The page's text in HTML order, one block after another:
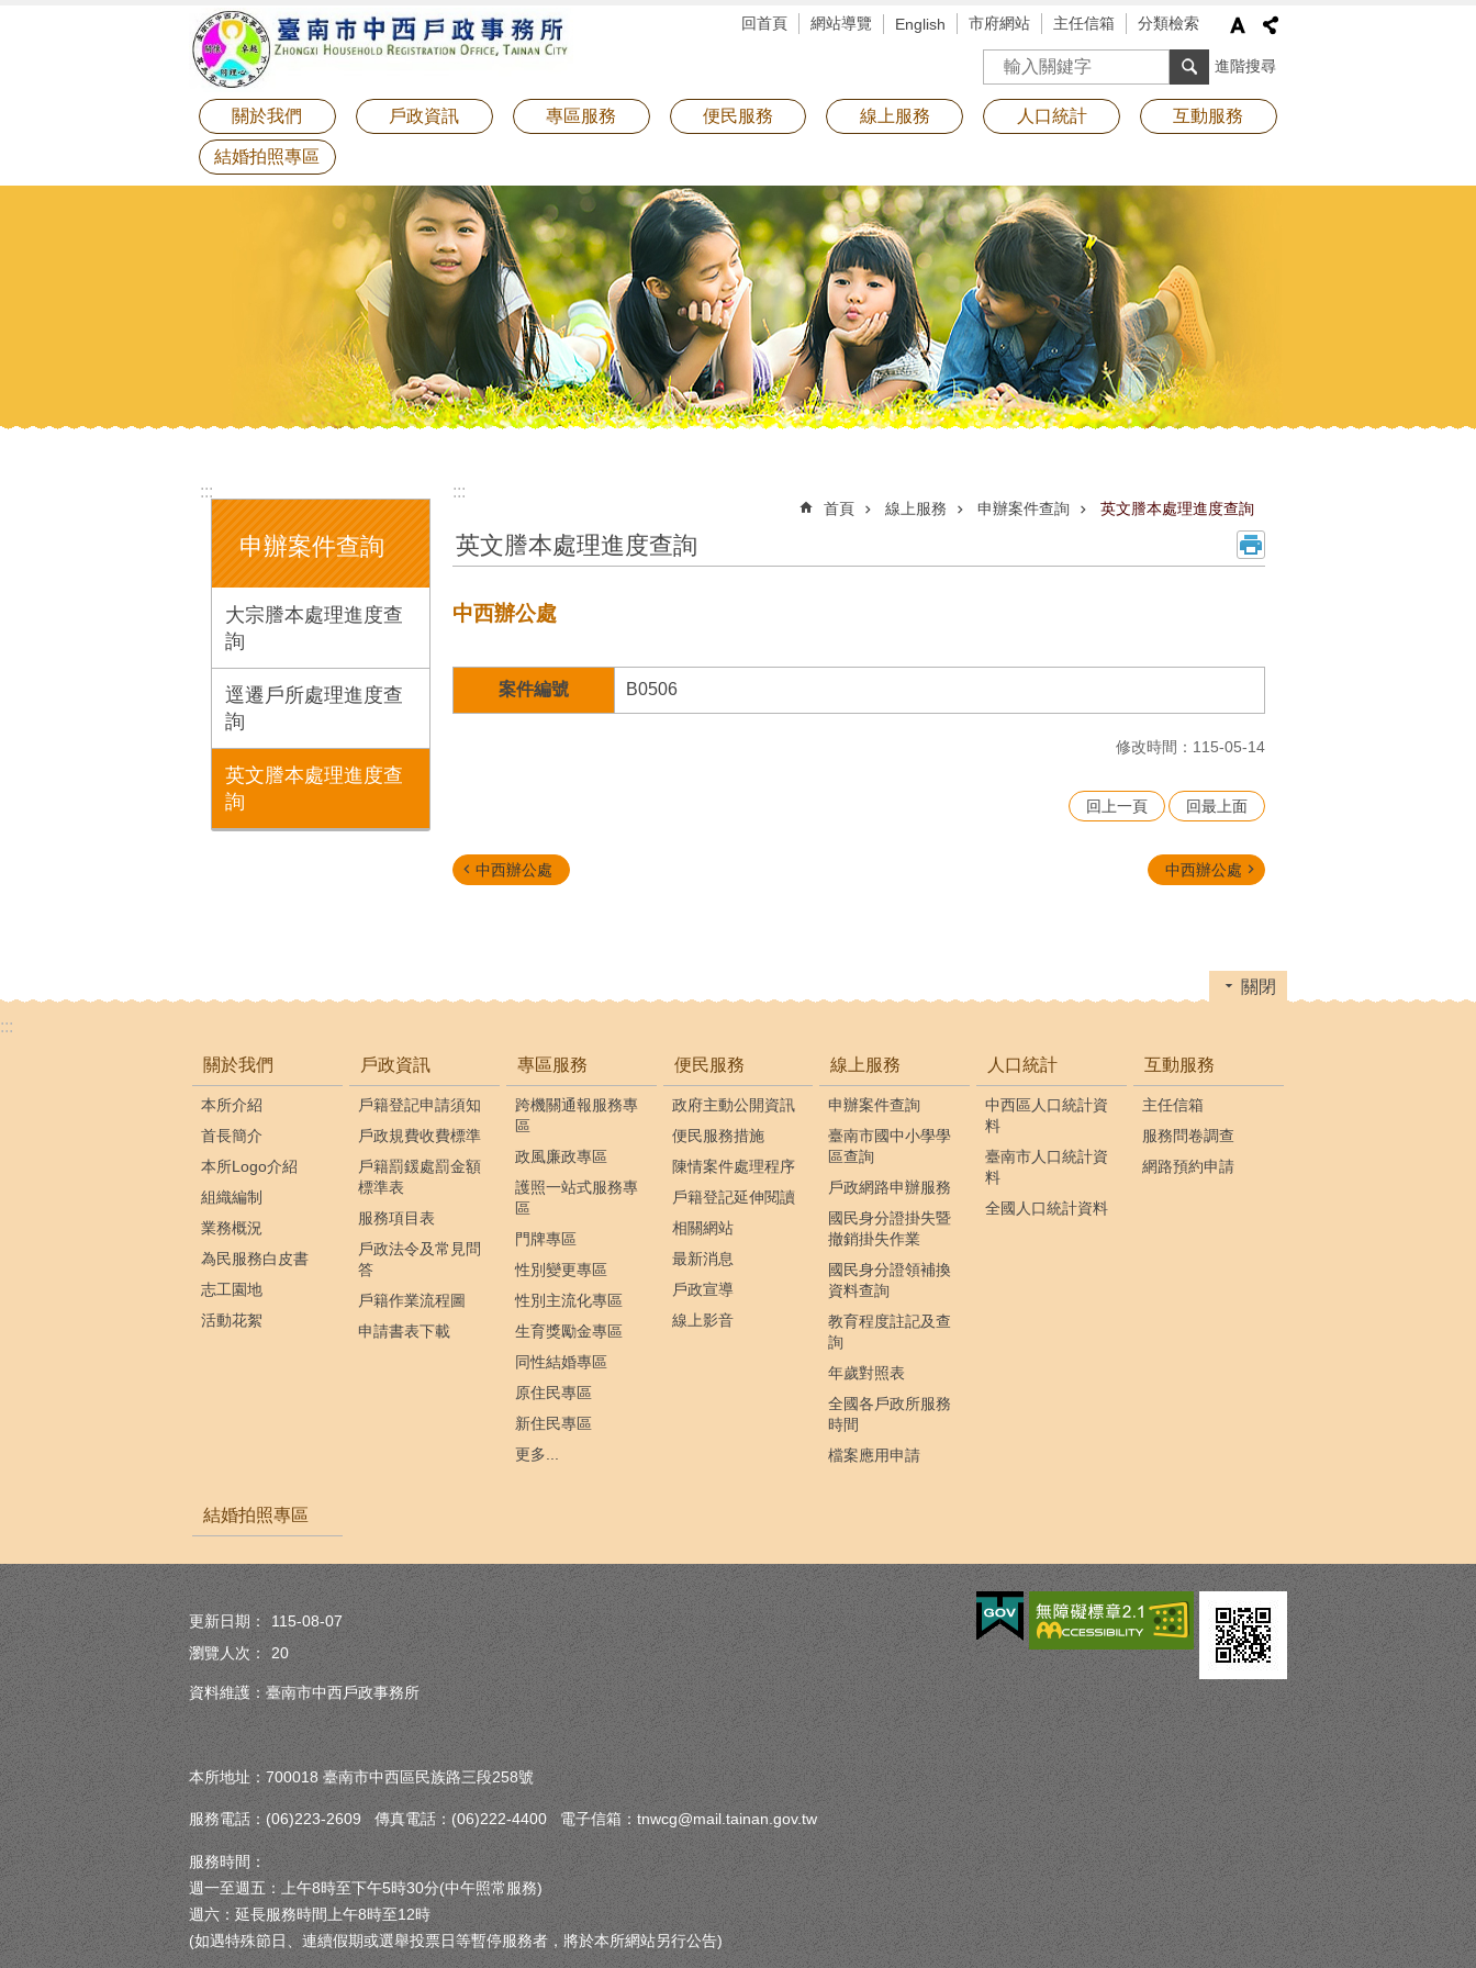
回首頁 網站導覽 English 市府網站 主任信箱 分類檢索
搜尋 進階搜尋
關於我們 戶政資訊 專區服務 便民服務 線上服務 人口統計 互動服務
結婚拍照專區
:::
申辦案件查詢
大宗謄本處理進度查
詢
逕遷戶所處理進度查
詢
英文謄本處理進度查
詢
:::
首頁 線上服務 申辦案件查詢 英文謄本處理進度查詢
英文謄本處理進度查詢
中西辦公處
案件編號 B0506
修改時間：115-05-14
回上一頁 回最上面
中西辦公處 中西辦公處
關閉
:::
關於我們
本所介紹
首長簡介
本所Logo介紹
組織編制
業務概況
為民服務白皮書
志工園地
活動花絮
戶政資訊
戶籍登記申請須知
戶政規費收費標準
戶籍罰鍰處罰金額
標準表
服務項目表
戶政法令及常見問
答
戶籍作業流程圖
申請書表下載
專區服務
跨機關通報服務專
區
政風廉政專區
護照一站式服務專
區
門牌專區
性別變更專區
性別主流化專區
生育獎勵金專區
同性結婚專區
原住民專區
新住民專區
更多...
便民服務
政府主動公開資訊
便民服務措施
陳情案件處理程序
戶籍登記延伸閱讀
相關網站
最新消息
戶政宣導
線上影音
線上服務
申辦案件查詢
臺南市國中小學學
區查詢
戶政網路申辦服務
國民身分證掛失暨
撤銷掛失作業
國民身分證領補換
資料查詢
教育程度註記及查
詢
年歲對照表
全國各戶政所服務
時間
檔案應用申請
人口統計
中西區人口統計資
料
臺南市人口統計資
料
全國人口統計資料
互動服務
主任信箱
服務問卷調查
網路預約申請
結婚拍照專區
更新日期：
115-08-07
瀏覽人次：
20
資料維護：臺南市中西戶政事務所
本所地址：700018 臺南市中西區民族路三段258號
服務電話：(06)223-2609 傳真電話：(06)222-4400 電子信箱：tnwcg@mail.tainan.gov.tw
服務時間：
週一至週五：上午8時至下午5時30分(中午照常服務)
週六：延長服務時間上午8時至12時
(如遇特殊節日、連續假期或選舉投票日等暫停服務者，將於本所網站另行公告)